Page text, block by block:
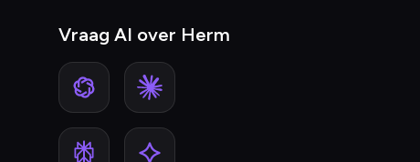
Vraag AI over Herm